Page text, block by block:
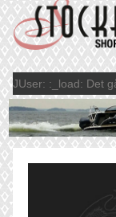
JUser: :_load: Det